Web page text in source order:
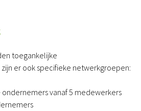
toegankelijke
er ook specifieke netwerkgroepen:
ondernemers vanaf 5 medewerkers